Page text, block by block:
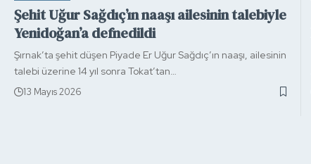
Şehit Uğur Sağdıç’ın naaşı ailesinin talebiyle
Yenidoğan’a defnedildi
Şırnak’ta şehit düşen Piyade Er Uğur Sağdıç’ın naaşı, ailesinin
talebi üzerine 14 yıl sonra Tokat’tan…
13 Mayıs 2026